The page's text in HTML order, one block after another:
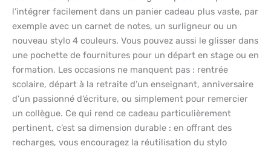
l’intégrer facilement dans un panier cadeau plus vaste, par
exemple avec un carnet de notes, un surligneur ou un
nouveau stylo 4 couleurs. Vous pouvez aussi le glisser dans
une pochette de fournitures pour un départ en stage ou en
formation. Les occasions ne manquent pas : rentrée
scolaire, départ à la retraite d’un enseignant, anniversaire
d’un passionné d’écriture, ou simplement pour remercier
un collègue. Ce qui rend ce cadeau particulièrement
pertinent, c’est sa dimension durable : en offrant des
recharges, vous encouragez la réutilisation du stylo